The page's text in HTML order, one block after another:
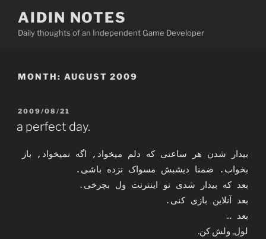
content
AIDIN NOTES
Daily thoughts of an Independent Game Developer
MONTH: AUGUST 2009
POSTED
2009/08/21
a perfect day.
بیدار شدن هر ساعتی که دلم میخواد, اگه نمیخواد, باز
بخواب. ضمنا دیشبش مسواک نزده باشی.
بعد که بیدار شدی تو اینترنت ول بچرخی.
بعد آنلاین بازی کنی.
بعد …
لول, ولش کن.